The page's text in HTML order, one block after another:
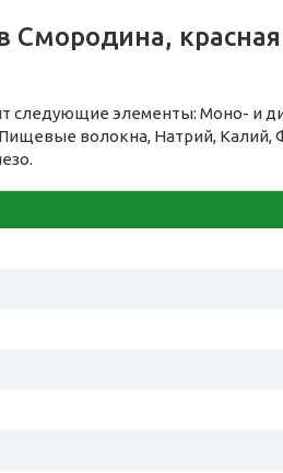
красная
следующие элементы: Моно- и
волокна, Натрий, Калий,